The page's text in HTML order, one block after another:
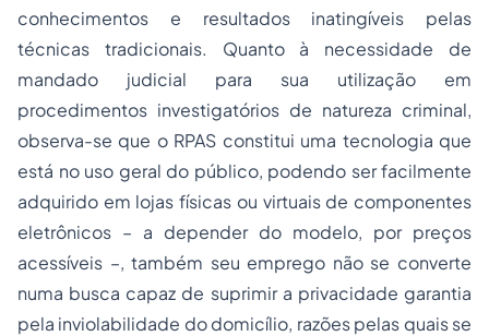
conhecimentos e resultados inatingíveis pelas
técnicas tradicionais. Quanto à necessidade de
mandado judicial para sua utilização em
procedimentos investigatórios de natureza criminal,
observa-se que o RPAS constitui uma tecnologia que
está no uso geral do público, podendo ser facilmente
adquirido em lojas físicas ou virtuais de componentes
eletrônicos – a depender do modelo, por preços
acessíveis –, também seu emprego não se converte
numa busca capaz de suprimir a privacidade garantia
pela inviolabilidade do domicílio, razões pelas quais se